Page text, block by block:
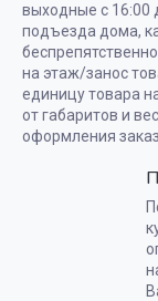
выходные с 16:00
подъезда дома,
на этаж/занос
единицу товара
от габаритов и
оформления